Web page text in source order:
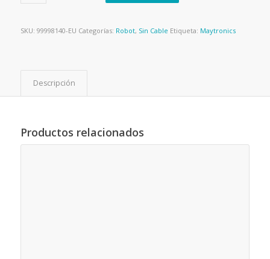
SKU: 99998140-EU Categorías: Robot, Sin Cable Etiqueta: Maytronics
Descripción
Productos relacionados